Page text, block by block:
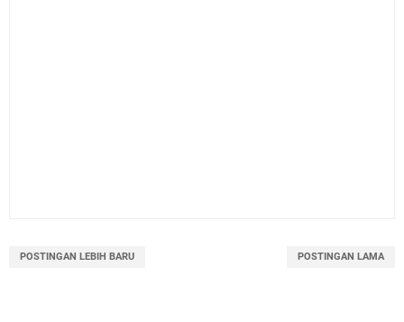
POSTINGAN LEBIH BARU POSTINGAN LAMA